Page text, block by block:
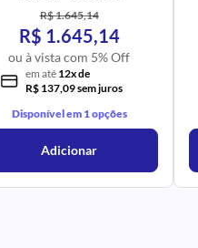
R$ 1.645,14
R$ 1.645,14
ou à vista com 5% Off
em até 12x de
R$ 137,09 sem juros
Disponível em 1 opções
Adicionar